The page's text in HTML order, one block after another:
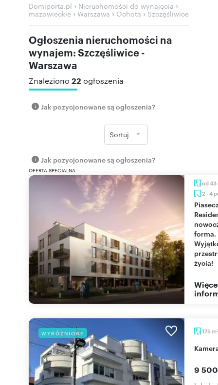
Domiporta.pl › Nieruchomości do wynajęcia ›
mazowieckie › Warszawa › Ochota ›Szczęśliwice
Ogłoszenia nieruchomości na
wynajem: Szczęśliwice -
Warszawa
Znaleziono 22 ogłoszenia
Jak pozycjonowane są ogłoszenia?
Sortuj
Jak pozycjonowane są ogłoszenia?
OFERTA SPECJALNA
od 43
2 - 4
Piaseczno
forma.
życia!
WYRÓŻNIONE 175 m2
9